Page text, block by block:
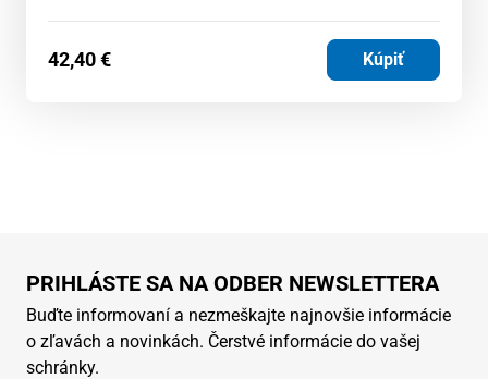
42,40€ Kúpiť
PRIHLÁSTE SA NA ODBER NEWSLETTERA
Buďte informovaní a nezmeškajte najnovšie informácie
o zľavách a novinkách. Čerstvé informácie do vašej
schránky.